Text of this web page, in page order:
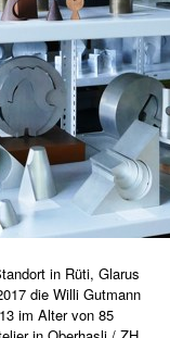
in Rüti, Glarus
die Willi Gutmann
im Alter von 85